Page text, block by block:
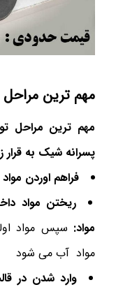
مهم ترین مراحل
مهم ترین مراحل
پسرانه شیک به قرار
فراهم اوردن مواد
ریختن مواد
مواد: سپس مواد
مواد آب می شود
وارد شدن در